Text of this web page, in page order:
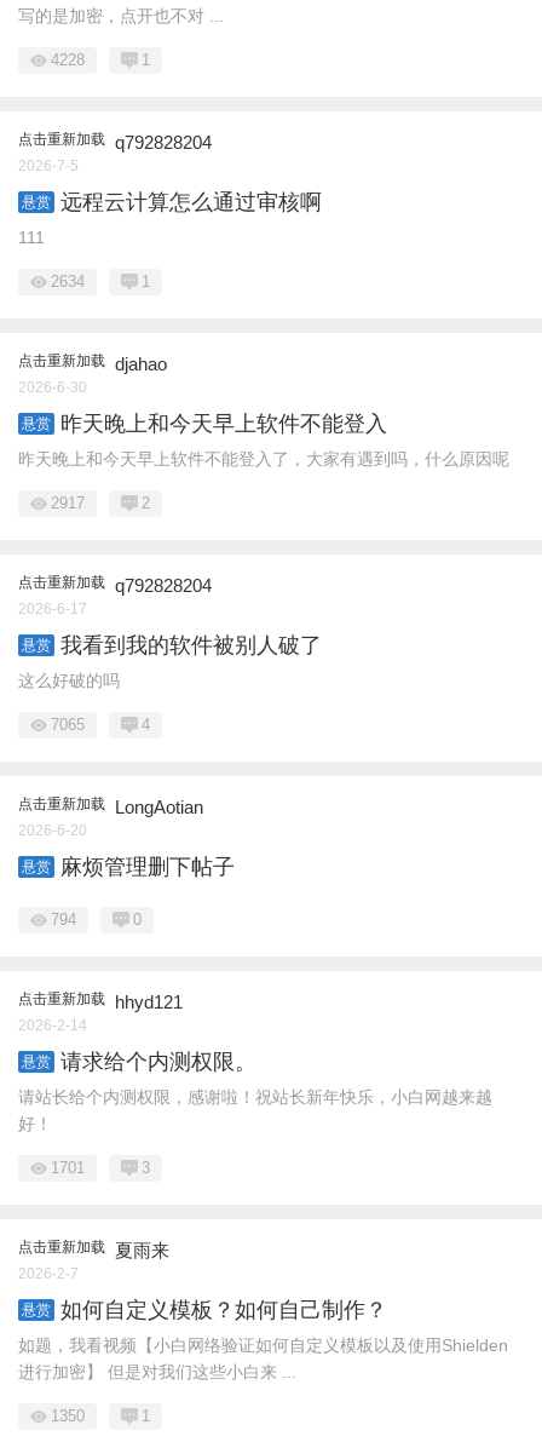
写的是加密，点开也不对 ...
4228 1
点击重新加载 q792828204
2026-7-5
悬赏 远程云计算怎么通过审核啊
111
2634 1
点击重新加载 djahao
2026-6-30
悬赏 昨天晚上和今天早上软件不能登入
昨天晚上和今天早上软件不能登入了，大家有遇到吗，什么原因呢
2917 2
点击重新加载 q792828204
2026-6-17
悬赏 我看到我的软件被别人破了
这么好破的吗
7065 4
点击重新加载 LongAotian
2026-6-20
悬赏 麻烦管理删下帖子
794 0
点击重新加载 hhyd121
2026-2-14
悬赏 请求给个内测权限。
请站长给个内测权限，感谢啦！祝站长新年快乐，小白网越来越
好！
1701 3
点击重新加载 夏雨来
2026-2-7
悬赏 如何自定义模板？如何自己制作？
如题，我看视频【小白网络验证如何自定义模板以及使用Shielden
进行加密】 但是对我们这些小白来 ...
1350 1